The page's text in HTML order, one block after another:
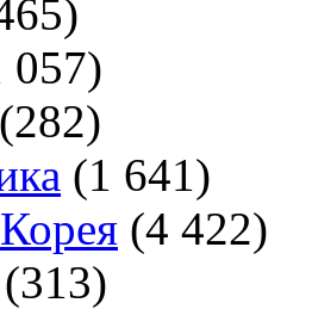
057)
(282)
(1 641)
(4 422)
(313)